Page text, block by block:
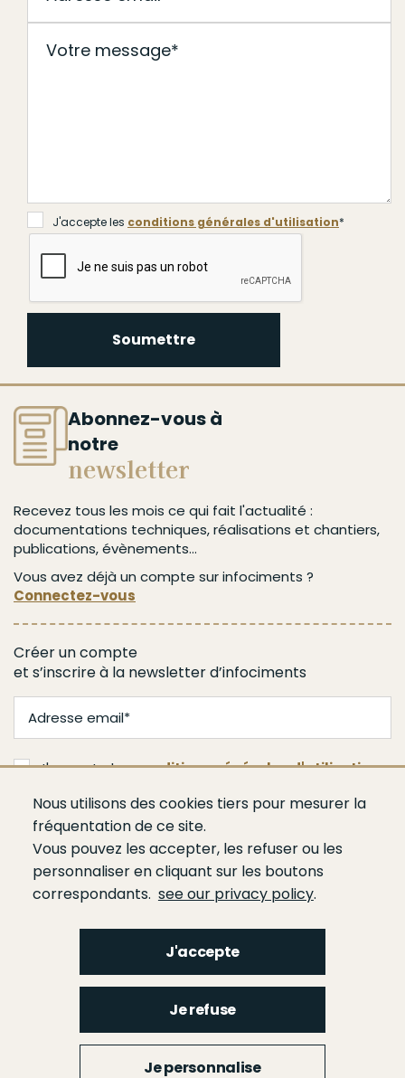
Nous utilisons des cookies tiers pour mesurer la
fréquentation de ce site.
Vous pouvez les accepter, les refuser ou les
personnaliser en cliquant sur les boutons
correspondants. see our privacy policy.
J'accepte
Je refuse
Je personnalise
J'accepte lesconditions générales d'utilisation*
J'accepte les conditions générales d'utilisation*
Soumettre
Abonnez-vous à
notre
newsletter
Recevez tous les mois ce qui fait l'actualité :
documentations techniques, réalisations et chantiers,
publications, évènements...
Vous avez déjà un compte sur infociments ?
Connectez-vous
Créer un compte
et s’inscrire à la newsletter d’infociments
J'accepte lesconditions générales d'utilisation
Je m'abonne
Footer
Qui sommes-nous ?Espace presseAgendaPublicationsBâtiment
CimentsLiants hydrauliques routiers